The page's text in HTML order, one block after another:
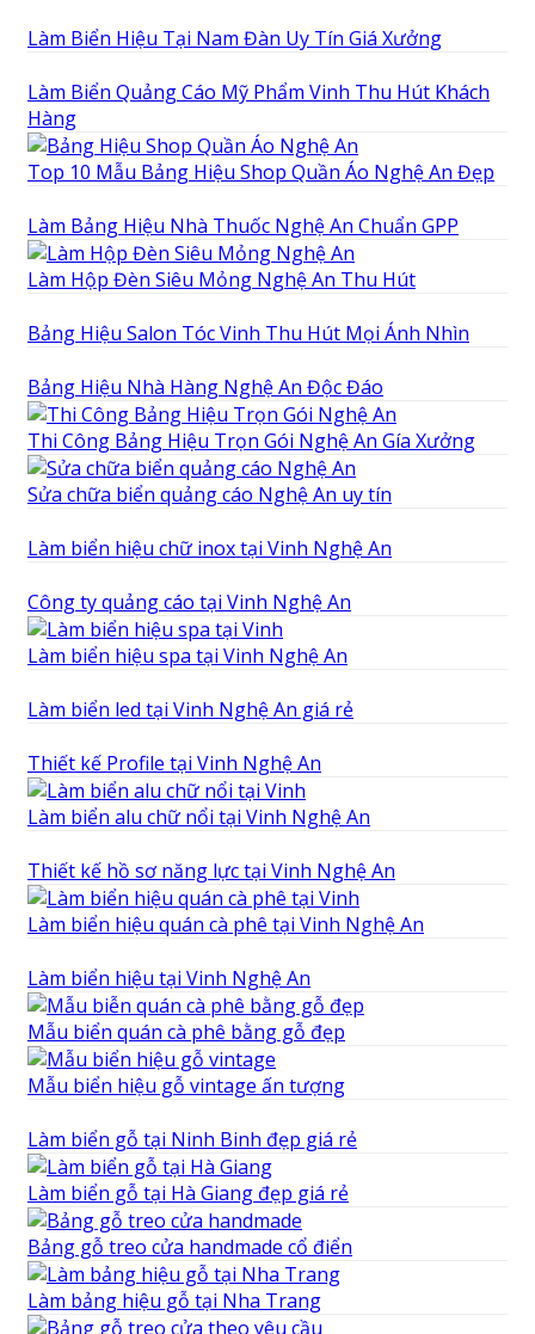
Làm Biển Hiệu Tại Nam Đàn Uy Tín Giá Xưởng
Làm Biển Quảng Cáo Mỹ Phẩm Vinh Thu Hút Khách
Hàng
Top 10 Mẫu Bảng Hiệu Shop Quần Áo Nghệ An Đẹp
Làm Bảng Hiệu Nhà Thuốc Nghệ An Chuẩn GPP
Làm Hộp Đèn Siêu Mỏng Nghệ An Thu Hút
Bảng Hiệu Salon Tóc Vinh Thu Hút Mọi Ánh Nhìn
Bảng Hiệu Nhà Hàng Nghệ An Độc Đáo
Thi Công Bảng Hiệu Trọn Gói Nghệ An Gía Xưởng
Sửa chữa biển quảng cáo Nghệ An uy tín
Làm biển hiệu chữ inox tại Vinh Nghệ An
Công ty quảng cáo tại Vinh Nghệ An
Làm biển hiệu spa tại Vinh Nghệ An
Làm biển led tại Vinh Nghệ An giá rẻ
Thiết kế Profile tại Vinh Nghệ An
Làm biển alu chữ nổi tại Vinh Nghệ An
Thiết kế hồ sơ năng lực tại Vinh Nghệ An
Làm biển hiệu quán cà phê tại Vinh Nghệ An
Làm biển hiệu tại Vinh Nghệ An
Mẫu biển quán cà phê bằng gỗ đẹp
Mẫu biển hiệu gỗ vintage ấn tượng
Làm biển gỗ tại Ninh Binh đẹp giá rẻ
Làm biển gỗ tại Hà Giang đẹp giá rẻ
Bảng gỗ treo cửa handmade cổ điển
Làm bảng hiệu gỗ tại Nha Trang